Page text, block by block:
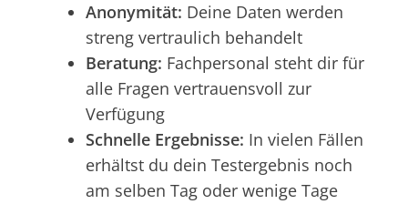
Anonymität: Deine Daten werden
streng vertraulich behandelt
Beratung: Fachpersonal steht dir für
alle Fragen vertrauensvoll zur
Verfügung
Schnelle Ergebnisse: In vielen Fällen
erhältst du dein Testergebnis noch
am selben Tag oder wenige Tage